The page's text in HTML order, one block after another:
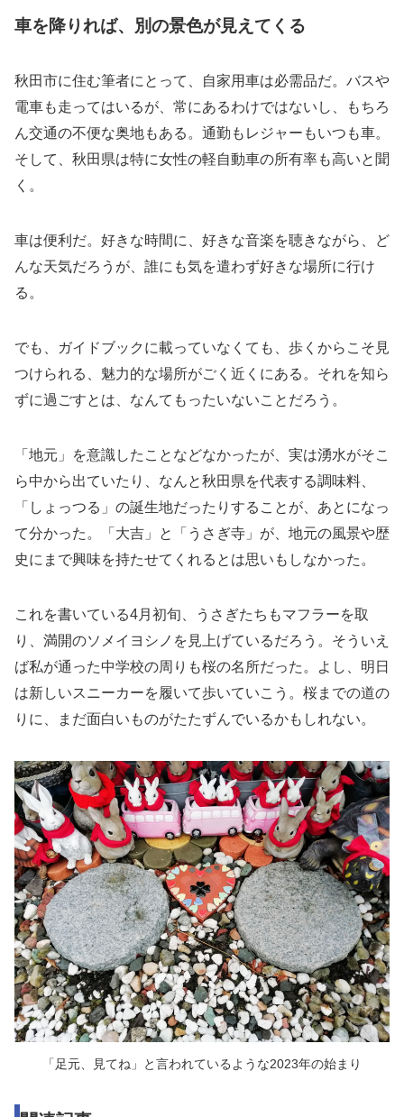
車を降りれば、別の景色が見えてくる
秋田市に住む筆者にとって、自家用車は必需品だ。バスや
電車も走ってはいるが、常にあるわけではないし、もちろ
ん交通の不便な奥地もある。通勤もレジャーもいつも車。
そして、秋田県は特に女性の軽自動車の所有率も高いと聞
く。
車は便利だ。好きな時間に、好きな音楽を聴きながら、ど
んな天気だろうが、誰にも気を遣わず好きな場所に行け
る。
でも、ガイドブックに載っていなくても、歩くからこそ見
つけられる、魅力的な場所がごく近くにある。それを知ら
ずに過ごすとは、なんてもったいないことだろう。
「地元」を意識したことなどなかったが、実は湧水がそこ
ら中から出ていたり、なんと秋田県を代表する調味料、
「しょっつる」の誕生地だったりすることが、あとになっ
て分かった。「大吉」と「うさぎ寺」が、地元の風景や歴
史にまで興味を持たせてくれるとは思いもしなかった。
これを書いている4月初旬、うさぎたちもマフラーを取
り、満開のソメイヨシノを見上げているだろう。そういえ
ば私が通った中学校の周りも桜の名所だった。よし、明日
は新しいスニーカーを履いて歩いていこう。桜までの道の
りに、まだ面白いものがたたずんでいるかもしれない。
「足元、見てね」と言われているような2023年の始まり